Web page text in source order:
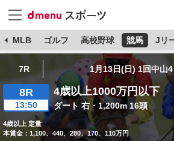
MLB ゴルフ 高校野球 競馬 Jリ
7R 1月13日(日) 1回中山
8R
13:50
4歳以上1000万円以下
ダート 右・1,200m 16頭
4歳以上 定量
本賞金：1,100、440、280、170、110万円